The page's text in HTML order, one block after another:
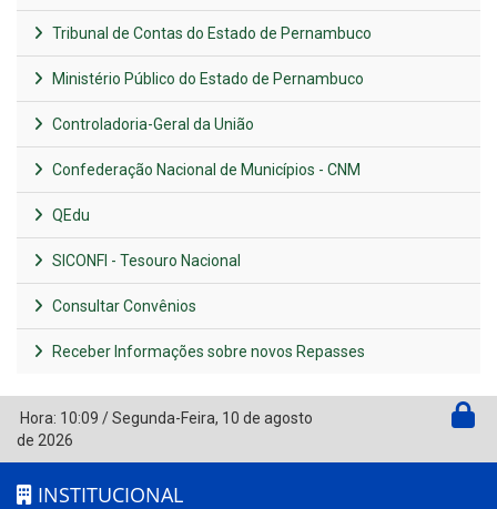
Tribunal de Contas do Estado de Pernambuco
Ministério Público do Estado de Pernambuco
Controladoria-Geral da União
Confederação Nacional de Municípios - CNM
QEdu
SICONFI - Tesouro Nacional
Consultar Convênios
Receber Informações sobre novos Repasses
Hora: 10:09 /Segunda-Feira, 10 de agosto
de 2026
INSTITUCIONAL